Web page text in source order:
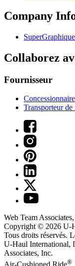
Company
Collaborez
Fournisseur
Concessionnaire
Transporteur
Web Team
Copyright © 2026 U-
Tous droits réservés.
U-Haul International,
Associates, Inc.
Air-Cushioned Ride®